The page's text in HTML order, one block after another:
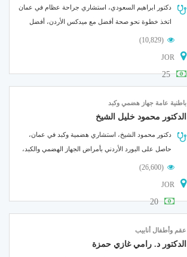
الأخبار
مقالات
دكتور ابراهيم السعودي، استشاري جراحة عظام في عمان
اتخذ خطوة نحو صحة أفضل مع ميدكس الأردن، أفضل
أخصائي عظام ومفاصل في....
(10,829)
JOR
25
باطنية عامة جهاز هضمي وكبد
الدكتور محمود خليل الشيخ
دكتور محمود الشيخ، استشاري هضمية وكبد في عمان،
حاصل على البورد الأردني بأمراض الجهاز الهضمي والكبد،
والبورد الأردني لأمراض الباطنية،....
(26,600)
JOR
20
عقم وأطفال أنابيب
الدكتور د. رامي غازي حمزة